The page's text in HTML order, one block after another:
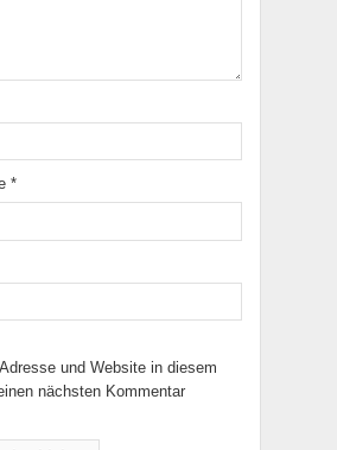
*
und Website in diesem
nächsten Kommentar